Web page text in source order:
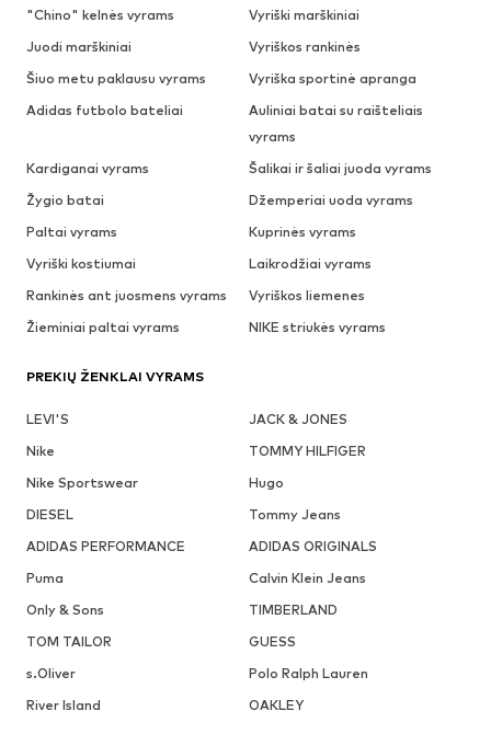
"Chino" kelnės vyrams
Vyriški marškiniai
Juodi marškiniai
Vyriškos rankinės
Šiuo metu paklausu vyrams
Vyriška sportinė apranga
Adidas futbolo bateliai
Auliniai batai su raišteliais
vyrams
Kardiganai vyrams
Šalikai ir šaliai juoda vyrams
Žygio batai
Džemperiai uoda vyrams
Paltai vyrams
Kuprinės vyrams
Vyriški kostiumai
Laikrodžiai vyrams
Rankinės ant juosmens vyrams
Vyriškos liemenes
Žieminiai paltai vyrams
NIKE striukės vyrams
PREKIŲ ŽENKLAI VYRAMS
LEVI'S
JACK & JONES
Nike
TOMMY HILFIGER
Nike Sportswear
Hugo
DIESEL
Tommy Jeans
ADIDAS PERFORMANCE
ADIDAS ORIGINALS
Puma
Calvin Klein Jeans
Only & Sons
TIMBERLAND
TOM TAILOR
GUESS
s.Oliver
Polo Ralph Lauren
River Island
OAKLEY